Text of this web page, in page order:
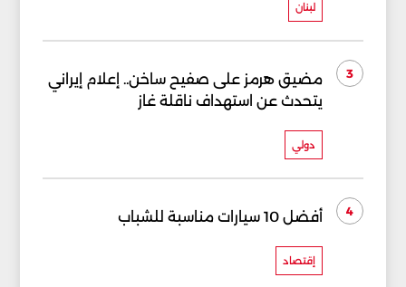
لبنان
3
مضيق هرمز على صفيح ساخن.. إعلام إيراني
يتحدث عن استهداف ناقلة غاز
دولي
4 أفضل 10 سيارات مناسبة للشباب
إقتصاد